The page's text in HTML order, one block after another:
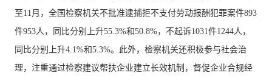
至11月，全国检察机关不批准逮捕拒不支付劳动报酬犯罪案件893
件953人，同比分别上升55.3%和50.8%，不起诉1031件1244人，
同比分别上升4.1%和5.3%。此外，检察机关还积极参与社会治
理，注重通过检察建议帮扶企业建立长效机制，督促企业合规经